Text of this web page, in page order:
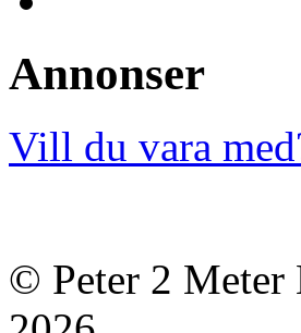
Annonser
Vill du vara
© Peter 2 Meter